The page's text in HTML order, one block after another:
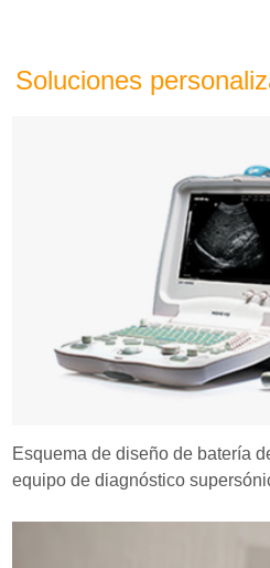
Soluciones
Esquema de diseño de batería
equipo de diagnóstico